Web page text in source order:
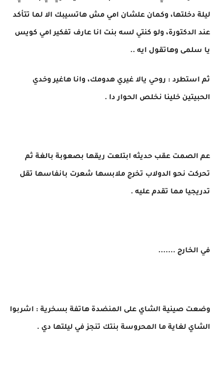
ليلة دخلتها، وكمان علشان امي مش هاتسيبك الا لما تتأكد
عند الدكتورة، ولو كنتي لسه بنت انا عارف تفكير امي كويس
يا سلمى وهاتقول ايه ..
ثم استطرد : روحي يالا غيري هدومك، وانا هاغير وخدي
الحبيتين خلينا نخلص الحوار دا .
عم الصمت عقب حديثه ابتلعت ريقها بصعوبة بالغة ثم
تحركت نحو الدولاب تخرج ملابسها شعرت بانفاسها تقل
تدريجيا مما تقدم عليه .
في الخارج .......
وضعت صينية الشاي على المنضدة هاتفة بسخرية : اشربوا
الشاي لغاية ما المحروسة بنتك تنجز في ليلتها دي .